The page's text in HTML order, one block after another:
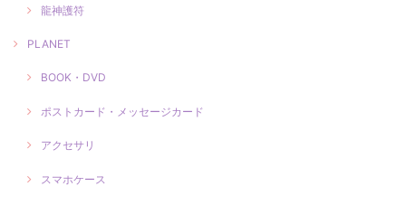
龍神護符
PLANET
BOOK・DVD
ポストカード・メッセージカード
アクセサリ
スマホケース